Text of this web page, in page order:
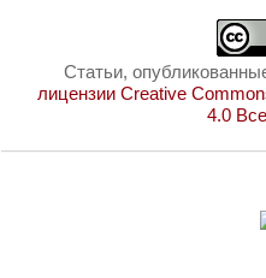
Статьи,
лицензии Creative
4.0